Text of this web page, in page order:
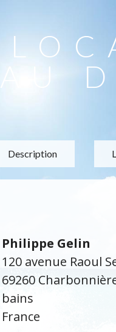
AU
Description
Philippe Gelin
120 avenue Raoul
69260
bains
France